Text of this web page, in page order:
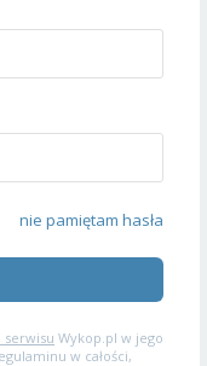
nie pamiętam hasła
serwisu Wykop.pl w jego
w całości,